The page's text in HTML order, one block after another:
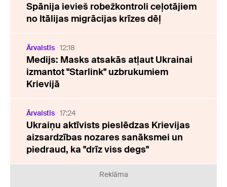
Spānija ievieš robežkontroli ceļotājiem
no Itālijas migrācijas krīzes dēļ
Ārvalstīs 12:18
Medijs: Masks atsakās atļaut Ukrainai
izmantot "Starlink" uzbrukumiem
Krievijā
Ārvalstīs 17:24
Ukraiņu aktīvists pieslēdzas Krievijas
aizsardzības nozares sanāksmei un
piedraud, ka "drīz viss degs"
Reklāma